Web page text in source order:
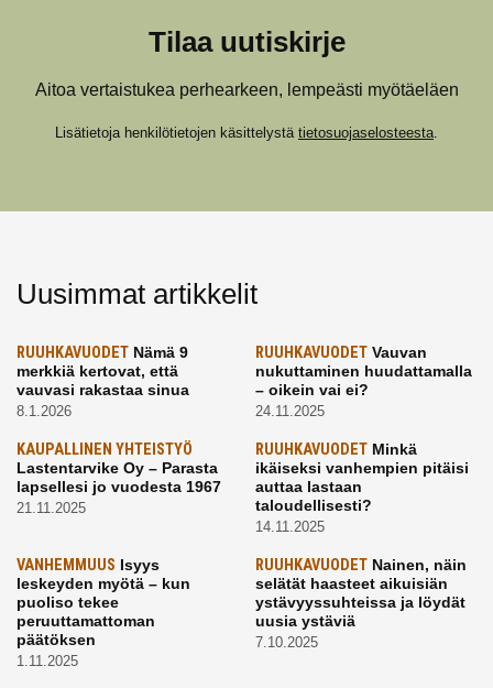
Tilaa uutiskirje
Aitoa vertaistukea perhearkeen, lempeästi myötäeläen
Lisätietoja henkilötietojen käsittelystä tietosuojaselosteesta
Uusimmat artikkelit
RUUHKAVUODET Nämä 9
merkkiä kertovat, että
vauvasi rakastaa sinua
8.1.2026
RUUHKAVUODETVauvan
nukuttaminen huudattamalla
– oikein vai ei?
24.11.2025
KAUPALLINEN YHTEISTYÖ
Lastentarvike Oy – Parasta
lapsellesi jo vuodesta 1967
21.11.2025
RUUHKAVUODETMinkä
ikäiseksi vanhempien pitäisi
auttaa lastaan
taloudellisesti?
14.11.2025
VANHEMMUUS Isyys
leskeyden myötä – kun
puoliso tekee
peruuttamattoman
päätöksen
1.11.2025
RUUHKAVUODETNainen, näin
selätät haasteet aikuisiän
ystävyyssuhteissa ja löydät
uusia ystäviä
7.10.2025